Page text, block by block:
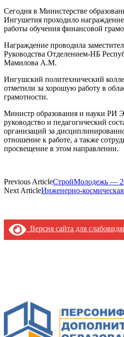
Сегодня в Министерстве
Ингушетия проходило
работы обучения финансовой
Награждение проводила
Руководства Отделением-НБ
Мамилова А.М.
Ингушский политехнический
отметили за хорошую работу в
грамотности.
Министр образования и науки РИ
руководство и педагогический
организаций за
отношение к работе, а также
просвещение в этом направлении.
Previous ArticleСтройМолодежь —
Next ArticleИнженерно-
Версия сайта для